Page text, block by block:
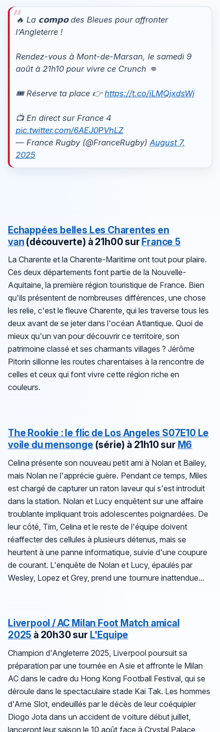
🔥 La 𝗰𝗼𝗺𝗽𝗼 des Bleues pour affronter
l’Angleterre !
Rendez-vous à Mont-de-Marsan, le samedi 9
août à 21h10 pour vivre ce Crunch 👊
🎟️ Réserve ta place 👉https://t.co/iLMQjxdsWj
📺 En direct sur France 4
pic.twitter.com/6AEJ0PVhLZ
— France Rugby (@FranceRugby)August 7,
2025
Echappées belles Les Charentes en
van (découverte) à 21h00 sur France 5
La Charente et la Charente-Maritime ont tout pour plaire.
Ces deux départements font partie de la Nouvelle-
Aquitaine, la première région touristique de France. Bien
qu'ils présentent de nombreuses différences, une chose
les relie, c'est le fleuve Charente, qui les traverse tous les
deux avant de se jeter dans l'océan Atlantique. Quoi de
mieux qu'un van pour découvrir ce territoire, son
patrimoine classé et ses charmants villages ? Jérôme
Pitorin sillonne les routes charentaises à la rencontre de
celles et ceux qui font vivre cette région riche en
couleurs.
The Rookie : le flic de Los Angeles S07E10 Le
voile du mensonge (série) à 21h10 sur M6
Celina présente son nouveau petit ami à Nolan et Bailey,
mais Nolan ne l'apprécie guère. Pendant ce temps, Miles
est chargé de capturer un raton laveur qui s'est introduit
dans la station. Nolan et Lucy enquêtent sur une affaire
troublante impliquant trois adolescentes poignardées. De
leur côté, Tim, Celina et le reste de l'équipe doivent
réaffecter des cellules à plusieurs détenus, mais se
heurtent à une panne informatique, suivie d'une coupure
de courant. L'enquête de Nolan et Lucy, épaulés par
Wesley, Lopez et Grey, prend une tournure inattendue...
Liverpool / AC Milan Foot Match amical
2025 à 20h30 sur L'Equipe
Champion d'Angleterre 2025, Liverpool poursuit sa
préparation par une tournée en Asie et affronte le Milan
AC dans le cadre du Hong Kong Football Festival, qui se
déroule dans le spectaculaire stade Kai Tak. Les hommes
d'Arne Slot, endeuillés par le décès de leur coéquipier
Diogo Jota dans un accident de voiture début juillet,
lanceront leur saison le 10 août face à Crystal Palace